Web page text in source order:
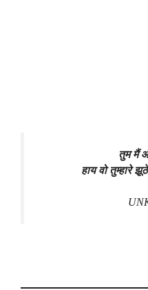
तुम मैं
हाय वो तुम्हारे